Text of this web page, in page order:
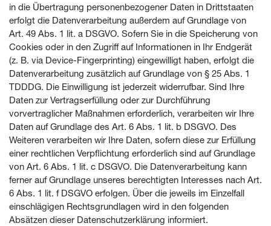
in die Übertragung personenbezogener Daten in Drittstaaten
erfolgt die Datenverarbeitung außerdem auf Grundlage von
Art. 49 Abs. 1 lit. a DSGVO. Sofern Sie in die Speicherung von
Cookies oder in den Zugriff auf Informationen in Ihr Endgerät
(z. B. via Device-Fingerprinting) eingewilligt haben, erfolgt die
Datenverarbeitung zusätzlich auf Grundlage von § 25 Abs. 1
TDDDG. Die Einwilligung ist jederzeit widerrufbar. Sind Ihre
Daten zur Vertragserfüllung oder zur Durchführung
vorvertraglicher Maßnahmen erforderlich, verarbeiten wir Ihre
Daten auf Grundlage des Art. 6 Abs. 1 lit. b DSGVO. Des
Weiteren verarbeiten wir Ihre Daten, sofern diese zur Erfüllung
einer rechtlichen Verpflichtung erforderlich sind auf Grundlage
von Art. 6 Abs. 1 lit. c DSGVO. Die Datenverarbeitung kann
ferner auf Grundlage unseres berechtigten Interesses nach Art.
6 Abs. 1 lit. f DSGVO erfolgen. Über die jeweils im Einzelfall
einschlägigen Rechtsgrundlagen wird in den folgenden
Absätzen dieser Datenschutzerklärung informiert.